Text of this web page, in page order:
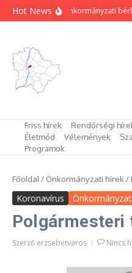
Ugrás a tartalomhoz
Hot News80 új önkormányzati
Friss hírek Rendőrségi
Életmód
Vélemények
Programok
Főoldal / Önkormányzati hírek/
Koronavírus
Polgármesteri
Szerző erzsebetvaros Nincs